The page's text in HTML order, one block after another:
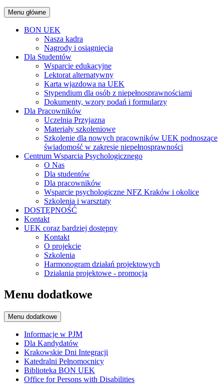
Menu główne
BON UEK
Nasza kadra
Nagrody i osiągnięcia
Dla Studentów
Wsparcie edukacyjne
Lektorat alternatywny
Karta wjazdowa na UEK
Stypendium dla osób z niepełnosprawnościami
Dokumenty, wzory podań i formularzy
Dla Pracowników
Uczelnia Przyjazna
Materiały szkoleniowe
Szkolenie dla nowych pracowników UEK podnoszące
świadomość w zakresie niepełnosprawności
Centrum Wsparcia Psychologicznego
O Nas
Dla studentów
Dla pracowników
Wsparcie psychologiczne NFZ Kraków i okolice
Szkolenia i warsztaty
DOSTĘPNOŚĆ
Kontakt
UEK coraz bardziej dostępny
Kontakt
O projekcie
Szkolenia
Harmonogram działań projektowych
Działania projektowe - promocja
Menu dodatkowe
Menu dodatkowe
Informacje w PJM
Dla Kandydatów
Krakowskie Dni Integracji
Katedralni Pełnomocnicy
Biblioteka BON UEK
Office for Persons with Disabilities